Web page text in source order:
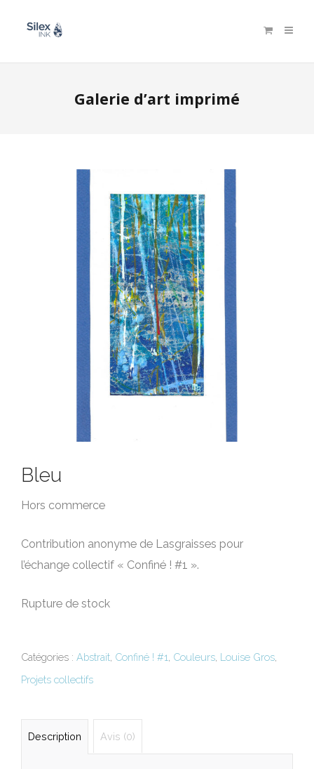
Galerie d’art imprimé
Bleu
Hors commerce
Contribution anonyme de Lasgraisses pour
l’échange collectif « Confiné ! #1 ».
Rupture de stock
Catégories : Abstrait Confiné ! #1 Couleurs Louise Gros
Projets collectifs
Description Avis (0)